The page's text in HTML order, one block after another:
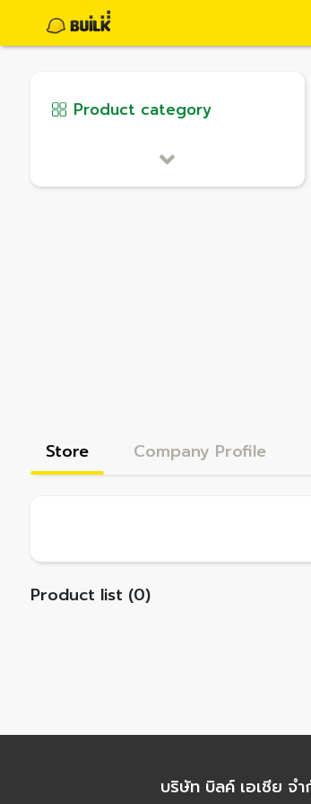
Product category
Store Company Profile
Product list (0)
บริษัท บิลค์ เอเชีย จ